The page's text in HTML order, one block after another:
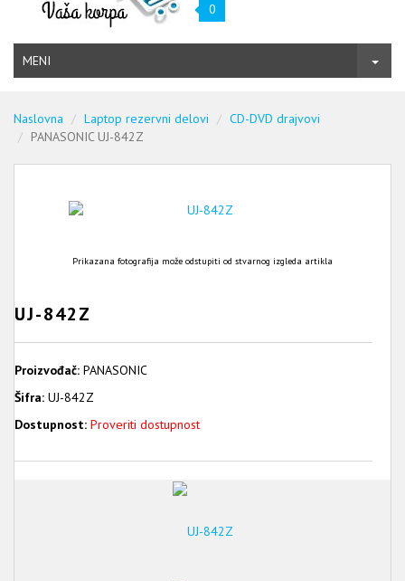
0
MENI
Naslovna Laptop rezervni delovi
CD-DVD drajvovi
PANASONIC UJ-842Z
Prikazana fotografija može odstupiti od stvarnog izgleda artikla
UJ-842Z
Proizvođač: PANASONIC
Šifra: UJ-842Z
Dostupnost: Proveriti dostupnost